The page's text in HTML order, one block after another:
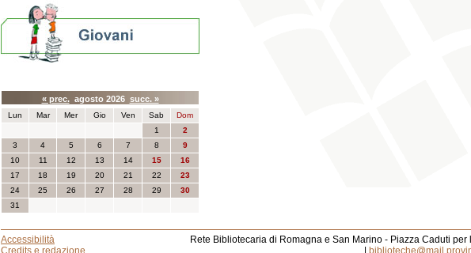
« prec.agosto 2026 succ. »
Lun Mar Mer Gio Ven Sab
Dom
1
2
3
4 5 6 7 8
9
10
11 12 13 14 15
16
17
18 19 20 21 22
23
24
25 26 27 28 29
30
31
Accessibilità
Credits e redazione
Rete Bibliotecaria di Romagna e San Marino - Piazza Caduti